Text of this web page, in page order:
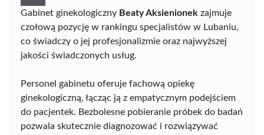
Gabinet ginekologiczny Beaty Aksienionek zajmuje
czołową pozycję w rankingu specjalistów w Lubaniu,
co świadczy o jej profesjonalizmie oraz najwyższej
jakości świadczonych usług.
Personel gabinetu oferuje fachową opiekę
ginekologiczną, łącząc ją z empatycznym podejściem
do pacjentek. Bezbolesne pobieranie próbek do badań
pozwala skutecznie diagnozować i rozwiązywać